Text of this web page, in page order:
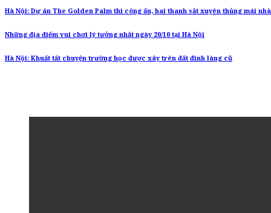
Hà Nội: Dự án The Golden Palm thi công ẩu, hai thanh sắt xuyên thủng mái
Những địa điểm vui chơi lý tưởng nhất ngày 20/10 tại Hà Nội
Hà Nội: Khuất tất chuyện trường học được xây trên đất đình làng cũ